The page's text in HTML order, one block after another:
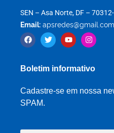
SEN – Asa Norte, DF –
Email: apsredes@gmail.com
Boletim informativo
Cadastre-se em nossa
SPAM.